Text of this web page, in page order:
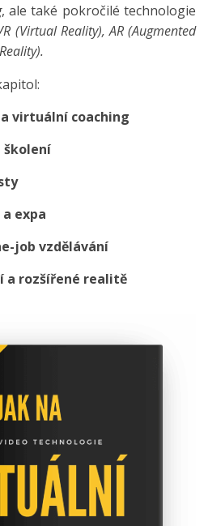
, ale také pokročilé technologie
(Virtual Reality), AR (Augmented
virtuální coaching
expa
job vzdělávání
a rozšířené realitě